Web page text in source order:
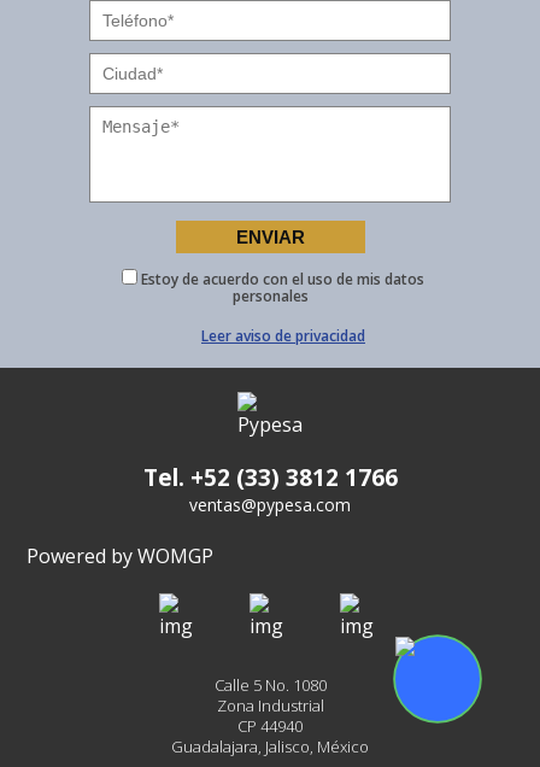
Estoy de acuerdo con el uso de mis datos
personales
Leer aviso de privacidad
Tel. +52 (33) 3812 1766
ventas@pypesa.com
Powered by WOMGP
Calle 5 No. 1080
Zona Industrial
CP 44940
Guadalajara, Jalisco, México